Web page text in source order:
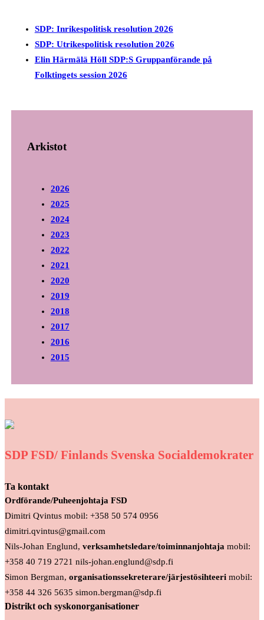
SDP: Inrikespolitisk resolution 2026
SDP: Utrikespolitisk resolution 2026
Elin Härmälä Höll SDP:S Gruppanförande på
Folktingets session 2026
Arkistot
2026
2025
2024
2023
2022
2021
2020
2019
2018
2017
2016
2015
SDP FSD/ Finlands Svenska Socialdemokrater
Ta kontakt
Ordförande/Puheenjohtaja FSD
Dimitri Qvintus mobil: +358 50 574 0956
dimitri.qvintus@gmail.com
Nils-Johan Englund, verksamhetsledare/toiminnanjohtaja mobil:
+358 40 719 2721 nils-johan.englund@sdp.fi
Simon Bergman, organisationssekreterare/järjestösihteeri mobil:
+358 44 326 5635 simon.bergman@sdp.fi
Distrikt och syskonorganisationer